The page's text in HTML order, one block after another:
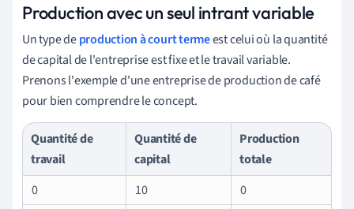
Production avec un seul intrant variable
Un type deproduction à court termeest celui où la quantité
de capital de l'entreprise est fixe et le travail variable.
Prenons l'exemple d'une entreprise de production de café
pour bien comprendre le concept.
Quantité de
travail
Quantité de
capital
Production
totale
0
10
0